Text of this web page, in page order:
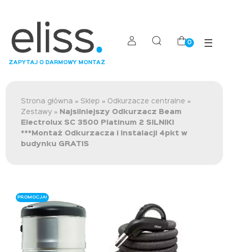
ZAPYTAJ O DARMOWY MONTAŻ
0
Strona główna » Sklep » Odkurzacze centralne »
Zestawy» Najsilniejszy Odkurzacz Beam
Electrolux SC 3500 Platinum 2 SILNIKI
***Montaż Odkurzacza i Instalacji 4pkt w
budynku GRATIS
PROMOCJA!